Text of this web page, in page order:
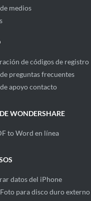
medios
de códigos de registro
preguntas frecuentes
apoyo contacto
WONDERSHARE
to Word en línea
datos del iPhone
para disco duro externo